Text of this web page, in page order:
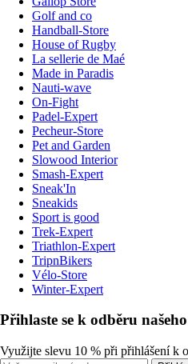
Golf and co
Handball-Store
House of Rugby
La sellerie de Maé
Made in Paradis
Nauti-wave
On-Fight
Padel-Expert
Pecheur-Store
Pet and Garden
Slowood Interior
Smash-Expert
Sneak'In
Sneakids
Sport is good
Trek-Expert
Triathlon-Expert
TripnBikers
Vélo-Store
Winter-Expert
Přihlaste se k odběru
Využijte slevu 10 % při přihlášení k